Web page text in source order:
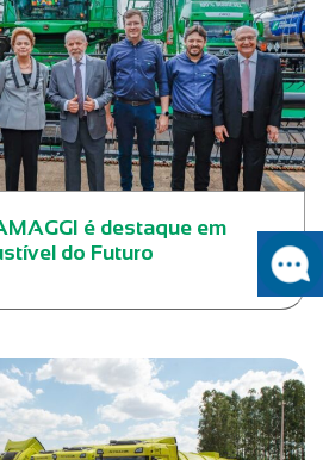
é destaque em
do Futuro